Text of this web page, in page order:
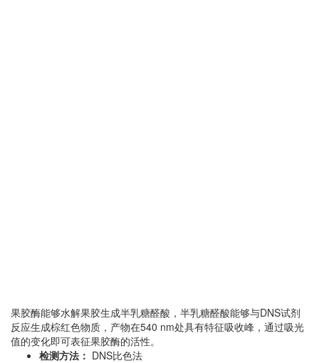
果胶酶能够水解果胶生成半乳糖醛酸，半乳糖醛酸能够与DNS试剂
反应生成棕红色物质，产物在540 nm处具有特征吸收峰，通过吸光
值的变化即可表征果胶酶的活性。
检测方法： DNS比色法